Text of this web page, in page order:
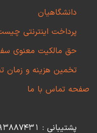
دانشگاهیان
پرداخت اینترنتی
حق مالکیت معنوی
تخمین هزینه و زمان
صفحه تماس با ما
پشتیبانی : 09393887431